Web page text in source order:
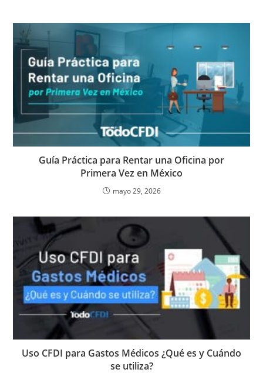
Guía Práctica para Rentar una Oficina por
Primera Vez en México
mayo 29, 2026
Uso CFDI para Gastos Médicos ¿Qué es y Cuándo
se utiliza?